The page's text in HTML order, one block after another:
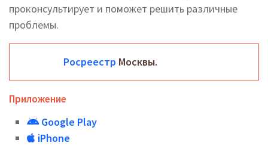
проконсультирует и поможет решить различные
проблемы.
Росреестр Москвы.
Приложение
Google Play
iPhone